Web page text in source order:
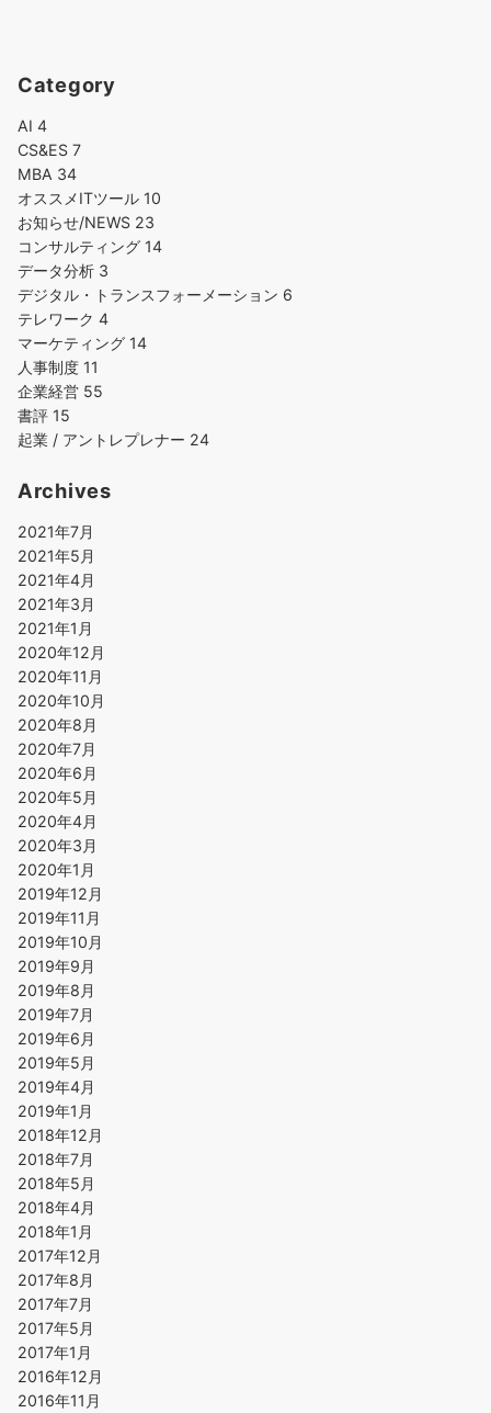
Category
AI 4
CS&ES 7
MBA 34
オススメITツール 10
お知らせ/NEWS 23
コンサルティング 14
データ分析 3
デジタル・トランスフォーメーション 6
テレワーク 4
マーケティング 14
人事制度 11
企業経営 55
書評 15
起業 / アントレプレナー 24
Archives
2021年7月
2021年5月
2021年4月
2021年3月
2021年1月
2020年12月
2020年11月
2020年10月
2020年8月
2020年7月
2020年6月
2020年5月
2020年4月
2020年3月
2020年1月
2019年12月
2019年11月
2019年10月
2019年9月
2019年8月
2019年7月
2019年6月
2019年5月
2019年4月
2019年1月
2018年12月
2018年7月
2018年5月
2018年4月
2018年1月
2017年12月
2017年8月
2017年7月
2017年5月
2017年1月
2016年12月
2016年11月